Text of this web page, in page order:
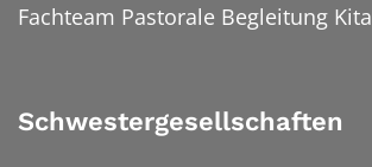
Fachteam Pastorale Begleitung Kita
Schwestergesellschaften